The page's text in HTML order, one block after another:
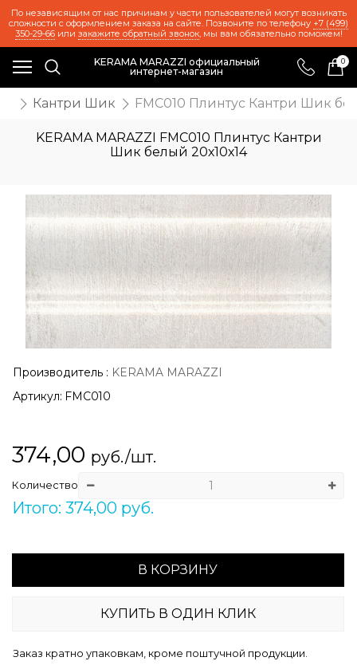
По независящим от нас причинам у части пользователей могут возникать
сложности с оформлением заказа на сайте. Позвоните по телефону +7 (499)
350-29-66или закажите обратный звонок, мы вам обязательно поможем!
KERAMA MARAZZI официальный
интернет-магазин
0
Кантри Шик FMC010 Плинтус Кантри Шик
KERAMA MARAZZI FMC010 Плинтус Кантри
Шик белый 20х10х14
Производитель : KERAMA MARAZZI
Артикул: FMC010
374,00 руб./шт.
Количество
Итого: 374,00 руб.
В КОРЗИНУ
КУПИТЬ В ОДИН КЛИК
Заказ кратно упаковкам, кроме поштучной продукции.